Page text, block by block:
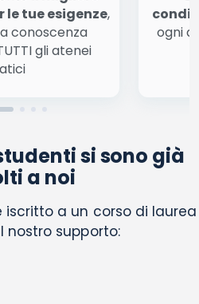
le tue esigenze,
conoscenza
gli atenei
ogni
si sono già
a noi
iscritto a un corso di laurea
nostro supporto: